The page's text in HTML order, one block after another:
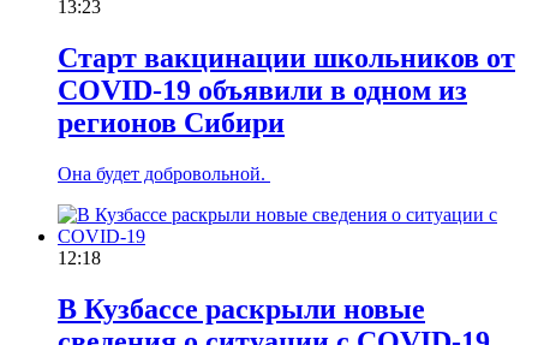
13:23
Старт вакцинации школьников от
COVID-19 объявили в одном из
регионов Сибири
Она будет добровольной.
12:18
В Кузбассе раскрыли новые